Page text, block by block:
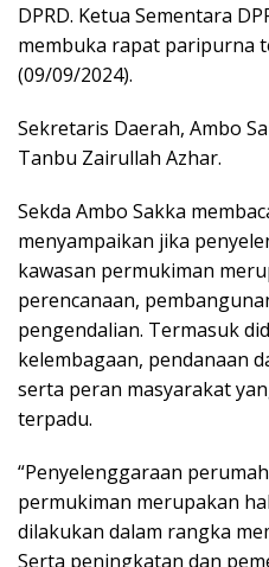
DPRD. Ketua Sementara
membuka rapat paripurna
(09/09/2024).
Sekretaris Daerah, Ambo
Tanbu Zairullah Azhar.
Sekda Ambo Sakka
menyampaikan jika
kawasan permukiman
perencanaan,
pengendalian. Termasuk
kelembagaan, pendanaan
serta peran masyarakat
terpadu.
“Penyelenggaraan
permukiman merupakan
dilakukan dalam rangka
Serta peningkatan dan